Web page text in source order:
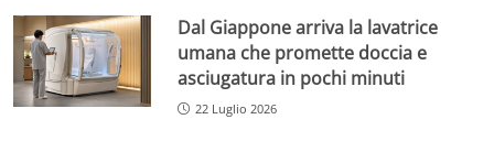
Dal Giappone arriva la lavatrice
umana che promette doccia e
asciugatura in pochi minuti
22 Luglio 2026